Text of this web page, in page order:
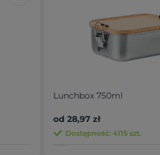
Lunchbox 750ml
od 28,97 zł
Dostępność: 4115 szt.